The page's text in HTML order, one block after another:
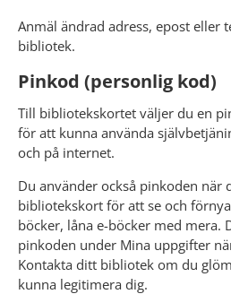
Anmäl ändrad adress, epost
bibliotek.
Pinkod (personlig kod)
Till bibliotekskortet väljer du en
för att kunna använda
och på internet.
Du använder också pinkoden när
bibliotekskort för att se och
böcker, låna e-böcker med mera.
pinkoden under Mina uppgifter
Kontakta ditt bibliotek om du
kunna legitimera dig.